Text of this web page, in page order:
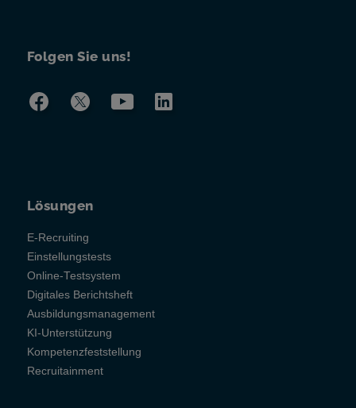
Folgen Sie uns!
Lösungen
E-Recruiting
Einstellungstests
Online-Testsystem
Digitales Berichtsheft
Ausbildungsmanagement
KI-Unterstützung
Kompetenzfeststellung
Recruitainment